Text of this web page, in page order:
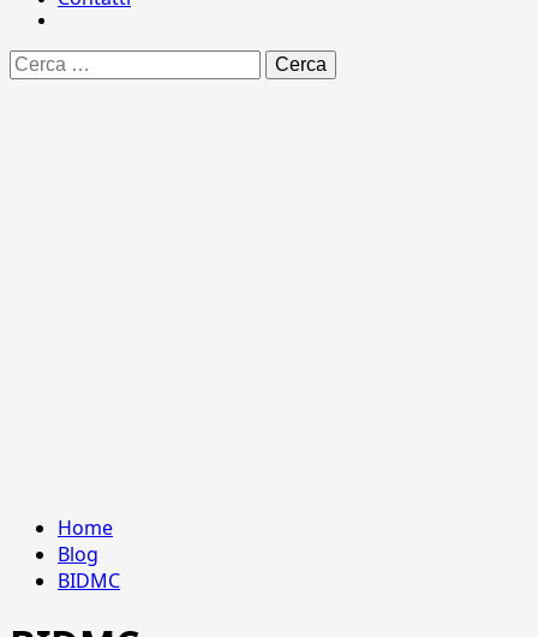
Ricerca
per:
Home
Blog
BIDMC